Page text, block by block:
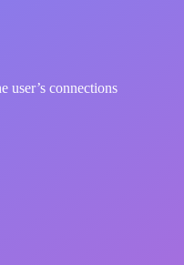
user’s connections